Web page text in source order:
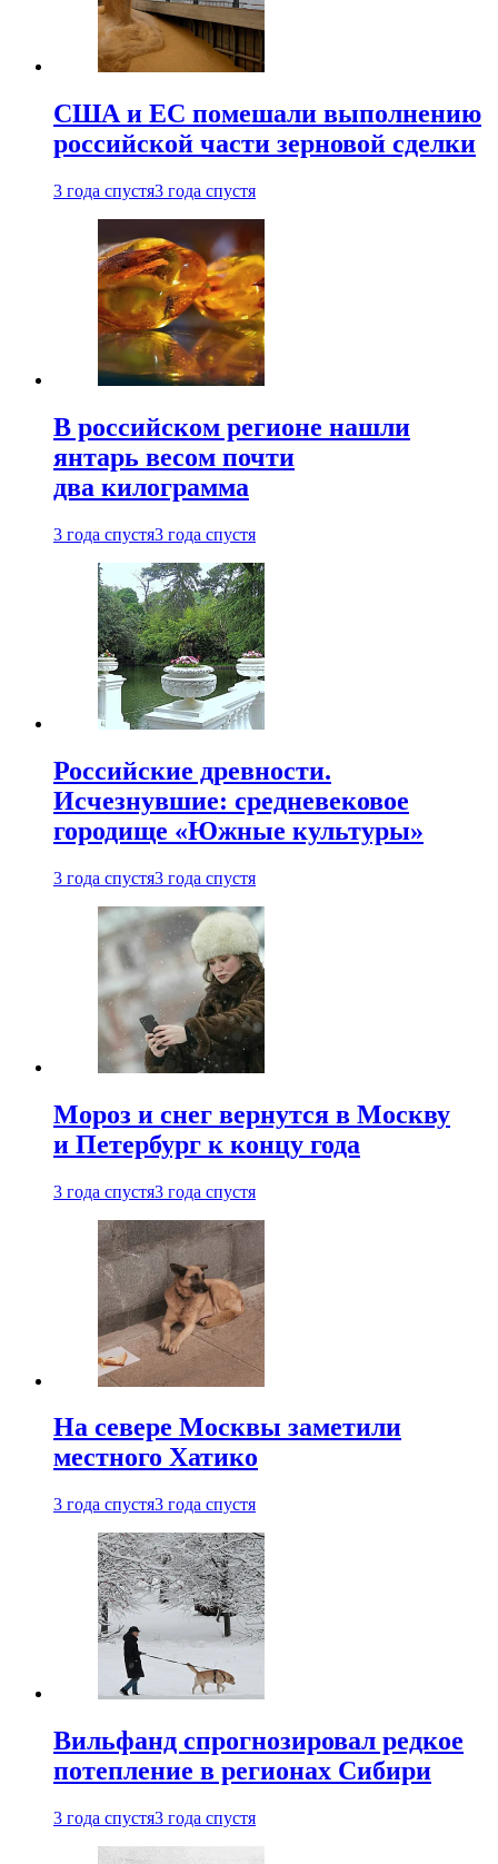
США и ЕС помешали выполнению
российской части зерновой сделки
3 года спустя3 года спустя
В российском регионе нашли
янтарь весом почти
два килограмма
3 года спустя3 года спустя
Российские древности.
Исчезнувшие: средневековое
городище «Южные культуры»
3 года спустя3 года спустя
Мороз и снег вернутся в Москву
и Петербург к концу года
3 года спустя3 года спустя
На севере Москвы заметили
местного Хатико
3 года спустя3 года спустя
Вильфанд спрогнозировал редкое
потепление в регионах Сибири
3 года спустя3 года спустя